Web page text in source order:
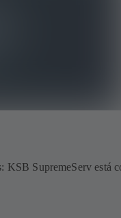
KSB SupremeServ está